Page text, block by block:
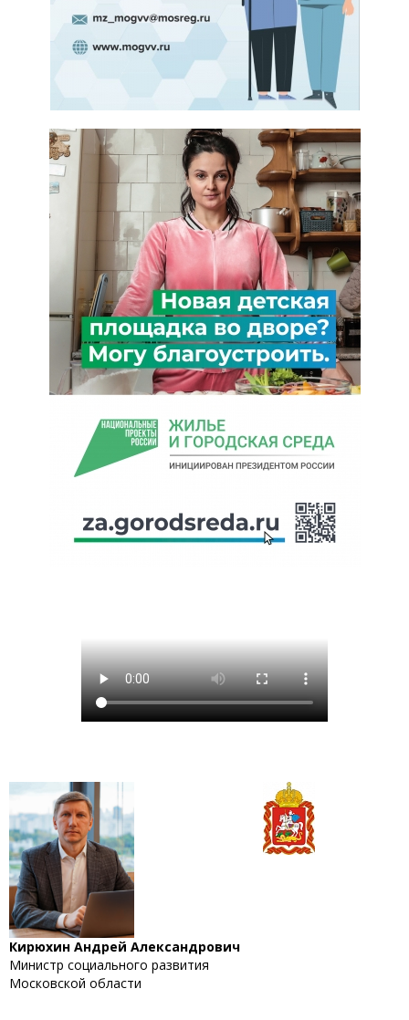
Кирюхин Андрей Александрович
Министр социального развития
Московской области